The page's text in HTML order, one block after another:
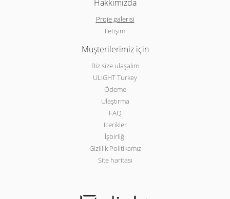
Hakkımızda
Proje galerisi
İletişim
Müşterilerimiz için
Biz size ulaşalım
ULIGHT Turkey
Ödeme
Ulaştırma
FAQ
Icerikler
İşbirliği
Gizlilik Politikamız
Site haritası